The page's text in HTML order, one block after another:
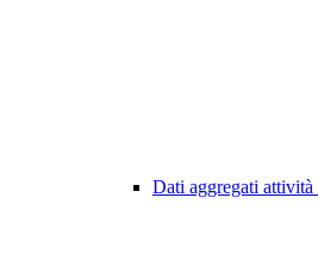
Dati aggregati attività